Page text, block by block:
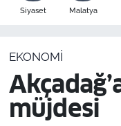
Siyaset Malatya
EKONOMI
müjdesi
Resmi İlanlar
Son Dakika
Haber Arşivi